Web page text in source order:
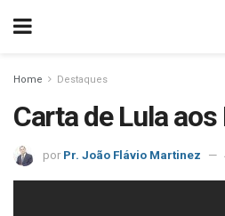
Home Destaques
Carta de Lula
por Pr. João Flávio Martinez